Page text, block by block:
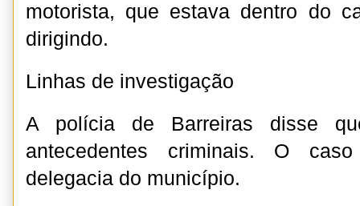
motorista, que estava dentro do
dirigindo.
Linhas de investigação
A polícia de Barreiras disse
antecedentes criminais. O
delegacia do município.